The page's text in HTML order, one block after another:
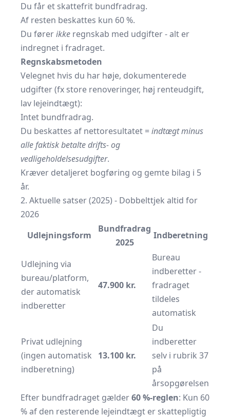
Du får et skattefrit bundfradrag.
Af resten beskattes kun 60 %.
Du førerikke regnskab med udgifter - alt er
indregnet i fradraget.
Regnskabs­metoden
Velegnet hvis du har høje, dokumenterede
udgifter (fx store renoveringer, høj renteudgift,
lav lejeindtægt):
Intet bundfradrag.
Du beskattes af nettoresultatet =indtægt minus
alle faktisk betalte drifts- og
vedligeholdelsesudgifter.
Kræver detaljeret bogføring og gemte bilag i 5
år.
2. Aktuelle satser (2025) - Dobbelt­tjek altid for
2026
Udlejningsform
Bundfradrag
2025
Indberetning
Udlejning via
bureau/platform,
der automatisk
indberetter
47.900 kr.
Bureau
indberetter -
fradraget
tildeles
automatisk
Privat udlejning
(ingen automatisk
indberetning)
13.100 kr.
Du
indberetter
selv i rubrik 37
på
årsopgørelsen
Efter bundfradraget gælder60 %-reglen: Kun 60
% af den resterende lejeindtægt er skattepligtig